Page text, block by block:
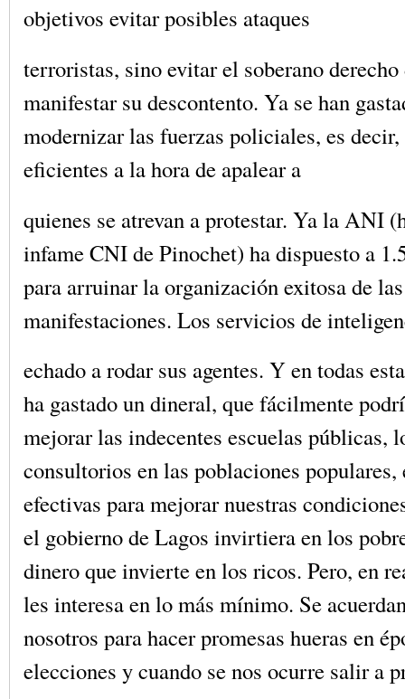
objetivos evitar posibles ataques
terroristas, sino evitar el soberano
manifestar su descontento. Ya se han
modernizar las fuerzas policiales, es decir,
eficientes a la hora de apalear a
quienes se atrevan a protestar. Ya la ANI
infame CNI de Pinochet) ha dispuesto a
para arruinar la organización exitosa de las
manifestaciones. Los servicios de
echado a rodar sus agentes. Y en todas
ha gastado un dineral, que fácilmente
mejorar las indecentes escuelas públicas,
consultorios en las poblaciones populares,
efectivas para mejorar nuestras
el gobierno de Lagos invirtiera en los
dinero que invierte en los ricos. Pero, en
les interesa en lo más mínimo. Se
nosotros para hacer promesas hueras en
elecciones y cuando se nos ocurre salir a